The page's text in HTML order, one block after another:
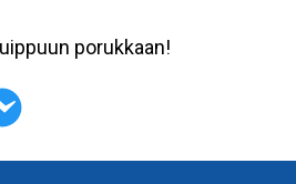
porukkaan!